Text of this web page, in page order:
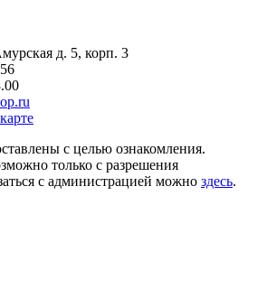
д. 5, корп. 3
с целью ознакомления.
только с разрешения
с администрацией можно здесь.